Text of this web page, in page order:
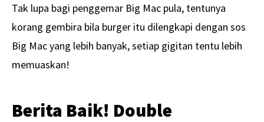
Tak lupa bagi penggemar Big Mac pula, tentunya
korang gembira bila burger itu dilengkapi dengan sos
Big Mac yang lebih banyak, setiap gigitan tentu lebih
memuaskan!
Berita Baik! Double